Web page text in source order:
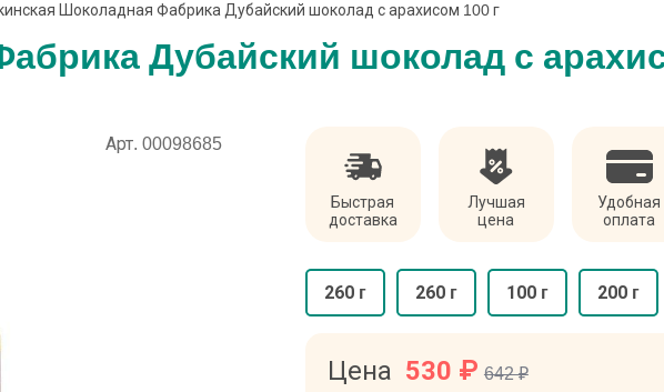
Шоколадная Фабрика Дубайский шоколад с арахисом 100 г
Дубайский шоколад с
Арт. 00098685
Быстрая
доставка
Лучшая
цена
Удобная
оплата
260 г 260 г 100 г 200 г
Цена 530 ₽ 642 ₽